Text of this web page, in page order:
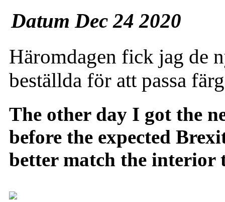
Datum Dec 24 2020
Häromdagen fick jag de
beställda för att passa
The other day I got the
before the expected
better match the interior